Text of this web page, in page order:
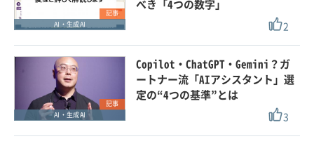
記事
AI・生成AI
べき「4つの数字」
2
記事
AI・生成AI
Copilot・ChatGPT・Gemini？ガ
ートナー流「AIアシスタント」選
定の“4つの基準”とは
3